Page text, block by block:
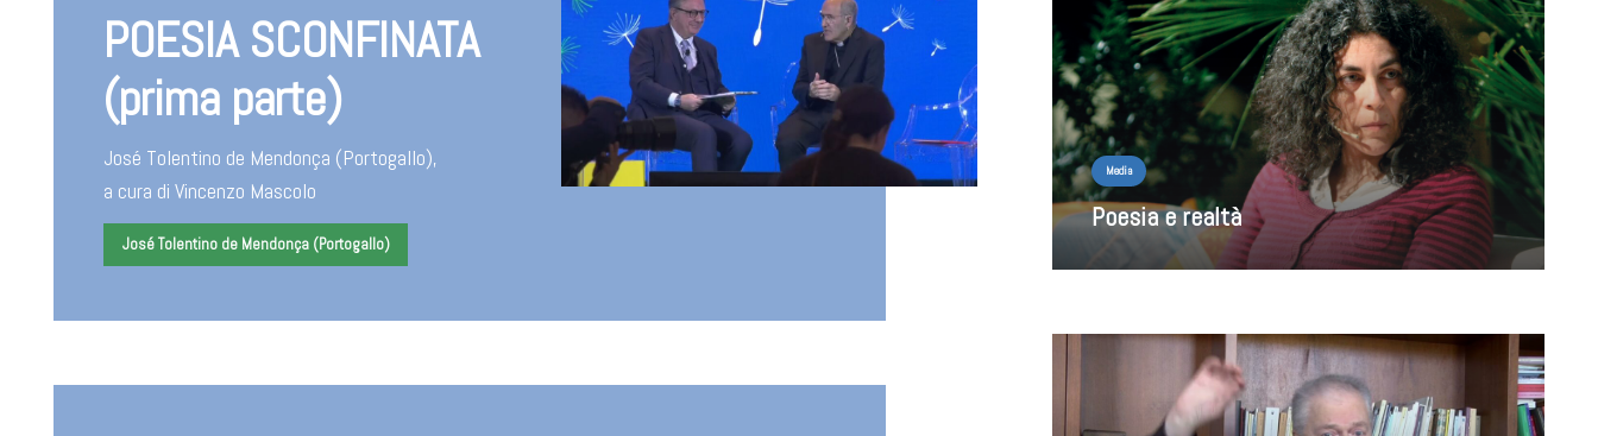
POESIA SCONFINATA
(prima parte)
José Tolentino de Mendonça (Portogallo),
a cura di Vincenzo Mascolo
José Tolentino de Mendonça (Portogallo)
Media
Poesia e realtà